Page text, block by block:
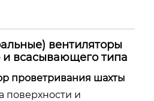
вентиляторы
и всасывающеготипа
проветривания шахты
поверхности и